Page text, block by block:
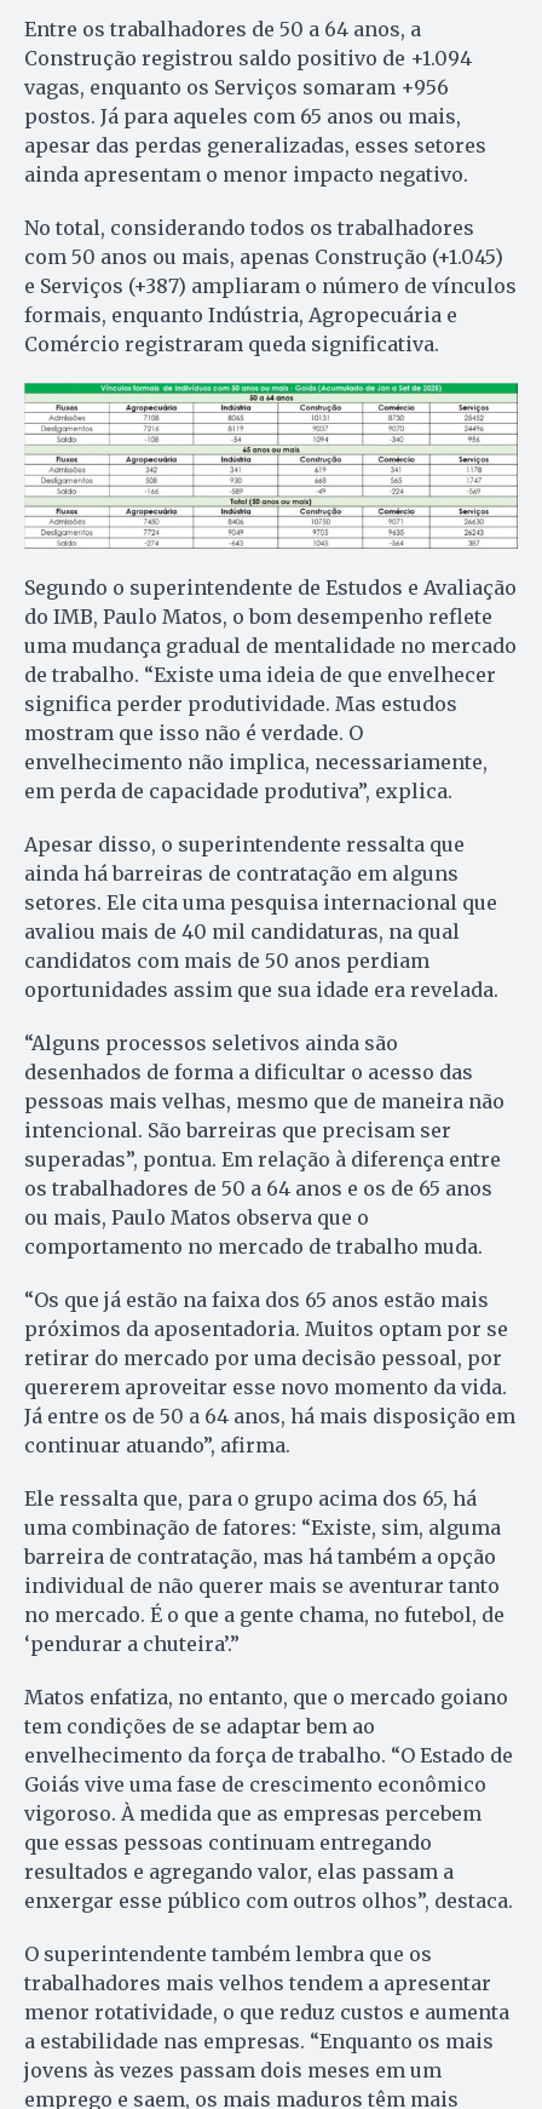
Entre os trabalhadores de 50 a 64 anos, a
Construção registrou saldo positivo de +1.094
vagas, enquanto os Serviços somaram +956
postos. Já para aqueles com 65 anos ou mais,
apesar das perdas generalizadas, esses setores
ainda apresentam o menor impacto negativo.
No total, considerando todos os trabalhadores
com 50 anos ou mais, apenas Construção (+1.045)
e Serviços (+387) ampliaram o número de vínculos
formais, enquanto Indústria, Agropecuária e
Comércio registraram queda significativa.
Segundo o superintendente de Estudos e Avaliação
do IMB, Paulo Matos, o bom desempenho reflete
uma mudança gradual de mentalidade no mercado
de trabalho. “Existe uma ideia de que envelhecer
significa perder produtividade. Mas estudos
mostram que isso não é verdade. O
envelhecimento não implica, necessariamente,
em perda de capacidade produtiva”, explica.
Apesar disso, o superintendente ressalta que
ainda há barreiras de contratação em alguns
setores. Ele cita uma pesquisa internacional que
avaliou mais de 40 mil candidaturas, na qual
candidatos com mais de 50 anos perdiam
oportunidades assim que sua idade era revelada.
“Alguns processos seletivos ainda são
desenhados de forma a dificultar o acesso das
pessoas mais velhas, mesmo que de maneira não
intencional. São barreiras que precisam ser
superadas”, pontua. Em relação à diferença entre
os trabalhadores de 50 a 64 anos e os de 65 anos
ou mais, Paulo Matos observa que o
comportamento no mercado de trabalho muda.
“Os que já estão na faixa dos 65 anos estão mais
próximos da aposentadoria. Muitos optam por se
retirar do mercado por uma decisão pessoal, por
quererem aproveitar esse novo momento da vida.
Já entre os de 50 a 64 anos, há mais disposição em
continuar atuando”, afirma.
Ele ressalta que, para o grupo acima dos 65, há
uma combinação de fatores: “Existe, sim, alguma
barreira de contratação, mas há também a opção
individual de não querer mais se aventurar tanto
no mercado. É o que a gente chama, no futebol, de
‘pendurar a chuteira’.”
Matos enfatiza, no entanto, que o mercado goiano
tem condições de se adaptar bem ao
envelhecimento da força de trabalho. “O Estado de
Goiás vive uma fase de crescimento econômico
vigoroso. À medida que as empresas percebem
que essas pessoas continuam entregando
resultados e agregando valor, elas passam a
enxergar esse público com outros olhos”, destaca.
O superintendente também lembra que os
trabalhadores mais velhos tendem a apresentar
menor rotatividade, o que reduz custos e aumenta
a estabilidade nas empresas. “Enquanto os mais
jovens às vezes passam dois meses em um
emprego e saem, os mais maduros têm mais